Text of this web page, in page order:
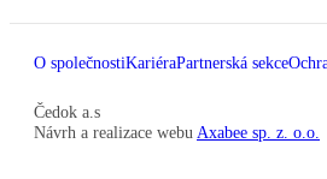
O společnostiKariéraPartnerská sekce
Čedok a.s
Návrh a realizace webu Axabee sp. z. o.o.